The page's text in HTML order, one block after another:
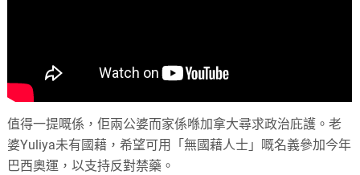
值得一提嘅係，佢兩公婆而家係喺加拿大尋求政治庇護。老
婆Yuliya未有國藉，希望可用「無國藉人士」嘅名義參加今年
巴西奧運，以支持反對禁藥。